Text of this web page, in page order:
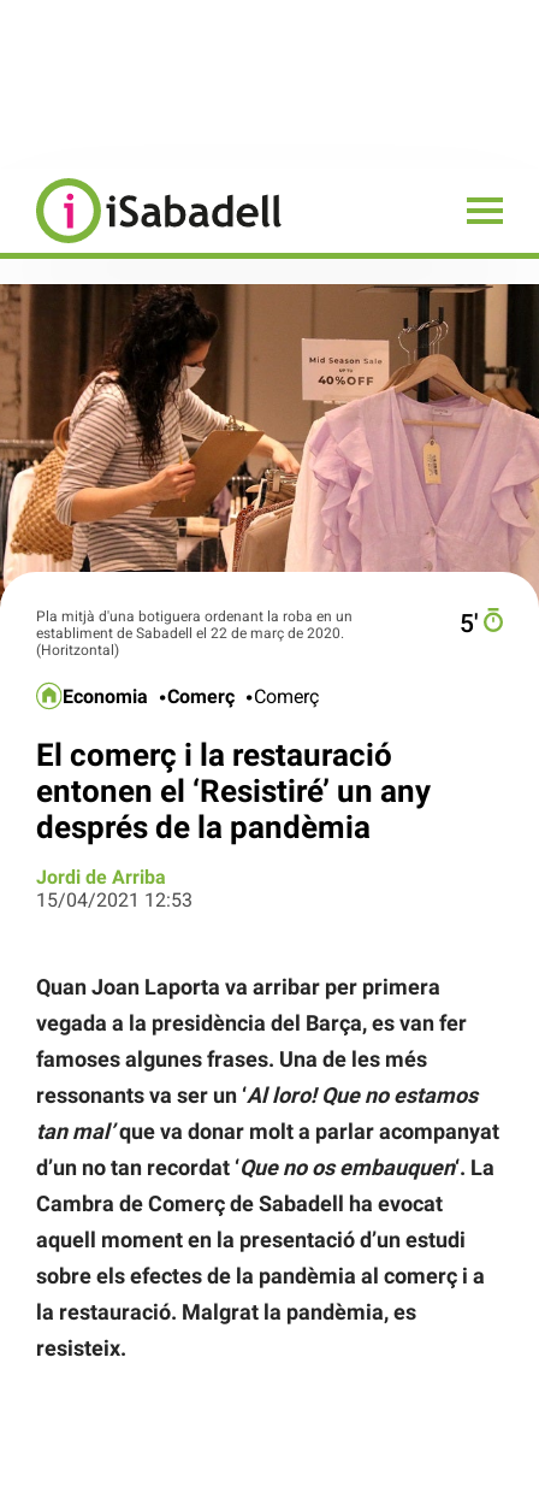
Pla mitjà d'una botiguera ordenant la roba en un
establiment de Sabadell el 22 de març de 2020.
(Horitzontal)
5′
Economia Comerç Comerç
El comerç i la restauració
entonen el ‘Resistiré’ un any
després de la pandèmia
Jordi de Arriba
15/04/2021 12:53
Quan Joan Laporta va arribar per primera
vegada a la presidència del Barça, es van fer
famoses algunes frases. Una de les més
ressonants va ser un ‘Al loro! Que no estamos
tan mal’que va donar molt a parlar acompanyat
d’un no tan recordat ‘Que no os embauquen‘. La
Cambra de Comerç de Sabadell ha evocat
aquell moment en la presentació d’un estudi
sobre els efectes de la pandèmia al comerç i a
la restauració. Malgrat la pandèmia, es
resisteix.